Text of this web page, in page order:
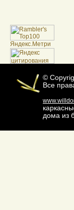
©
Все
дома из